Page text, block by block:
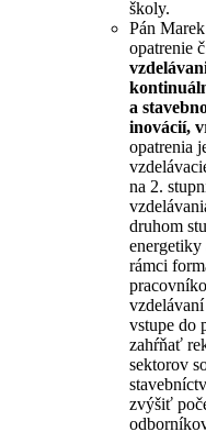
školy.
Pán
opatrenie
a
inovácií,
opatrenia
na 2.
druhom
energetiky
rámci
vstupe do
zahŕňať
sektorov
zvýšiť